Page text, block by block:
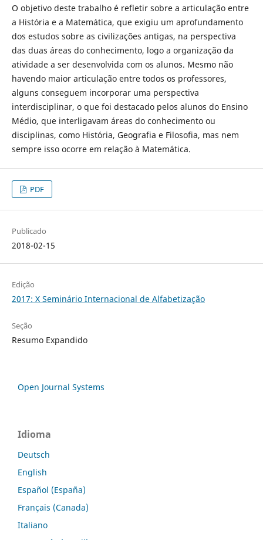
O objetivo deste trabalho é refletir sobre a articulação entre
a História e a Matemática, que exigiu um aprofundamento
dos estudos sobre as civilizações antigas, na perspectiva
das duas áreas do conhecimento, logo a organização da
atividade a ser desenvolvida com os alunos. Mesmo não
havendo maior articulação entre todos os professores,
alguns conseguem incorporar uma perspectiva
interdisciplinar, o que foi destacado pelos alunos do Ensino
Médio, que interligavam áreas do conhecimento ou
disciplinas, como História, Geografia e Filosofia, mas nem
sempre isso ocorre em relação à Matemática.
PDF
Publicado
2018-02-15
Edição
2017: X Seminário Internacional de Alfabetização
Seção
Resumo Expandido
Open Journal Systems
Idioma
Deutsch
English
Español (España)
Français (Canada)
Italiano